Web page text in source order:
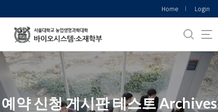
로
메
뉴
Home Login
예약 신청 게시판 테스트 Archives